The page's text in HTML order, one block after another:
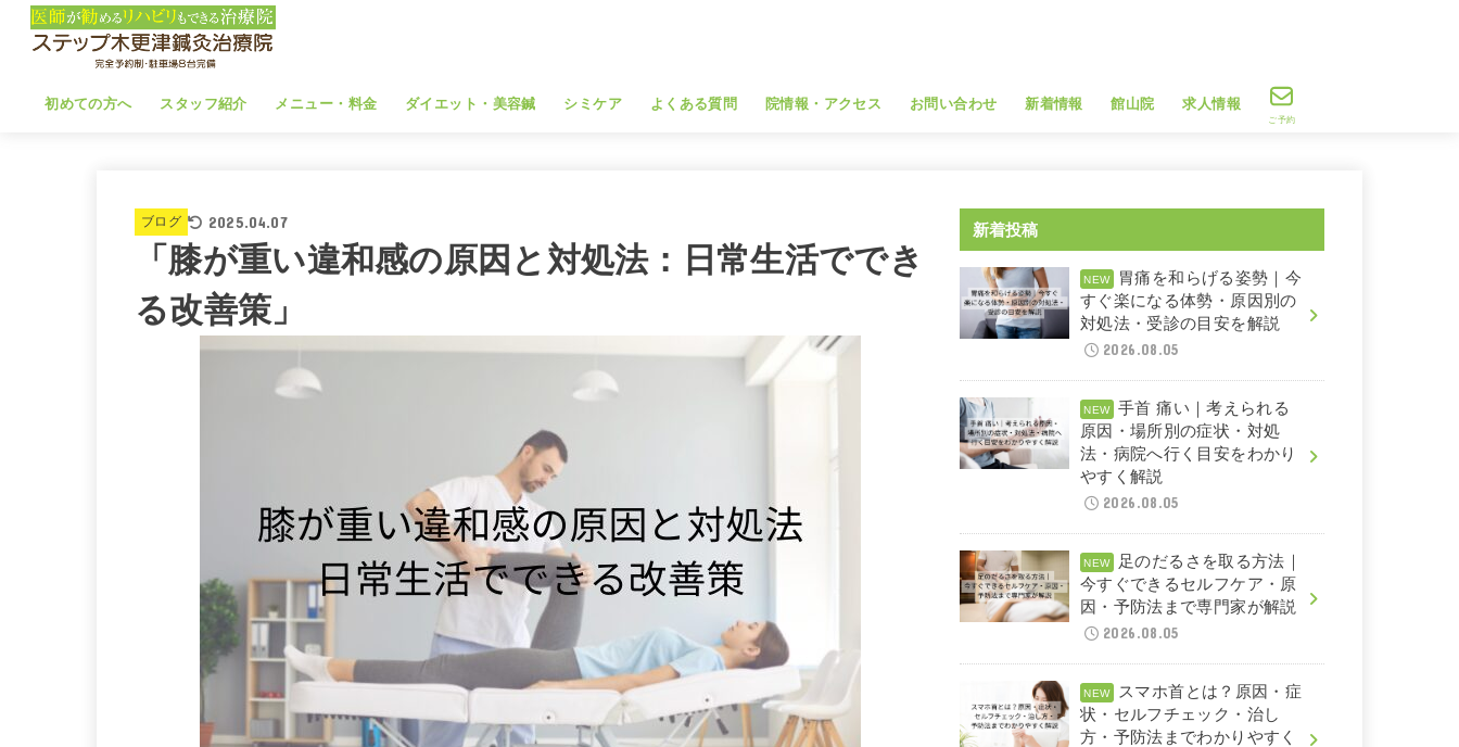
初めての方へ スタッフ紹介 メニュー・料金 ダイエット・美容鍼 シミケア よくある質問 院情報・アクセス お問い合わせ 新着情報 館山院 求人情報
ご予約
ブログ 2025.04.07
「膝が重い違和感の原因と対処法：日常生活ででき
る改善策」
新着投稿
胃痛を和らげる姿勢｜今
すぐ楽になる体勢・原因別の
対処法・受診の目安を解説
2026.08.05
手首 痛い｜考えられる
原因・場所別の症状・対処
法・病院へ行く目安をわかり
やすく解説
2026.08.05
足のだるさを取る方法｜
今すぐできるセルフケア・原
因・予防法まで専門家が解説
2026.08.05
スマホ首とは？原因・症
状・セルフチェック・治し
方・予防法までわかりやすく